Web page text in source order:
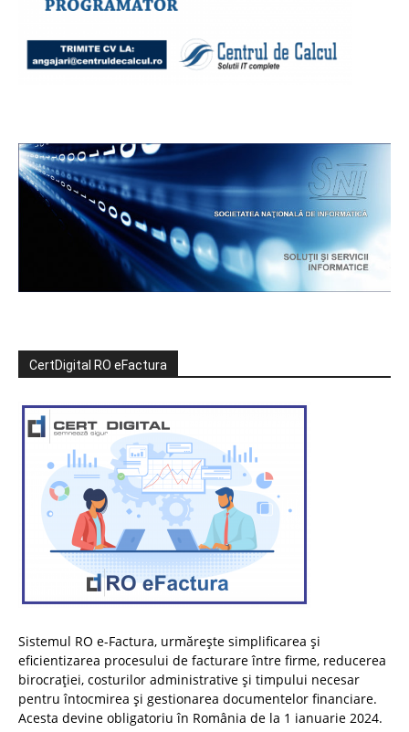
CertDigital RO eFactura
Sistemul RO e-Factura, urmărește simplificarea și
eficientizarea procesului de facturare între firme, reducerea
birocrației, costurilor administrative și timpului necesar
pentru întocmirea și gestionarea documentelor financiare.
Acesta devine obligatoriu în România de la 1 ianuarie 2024.